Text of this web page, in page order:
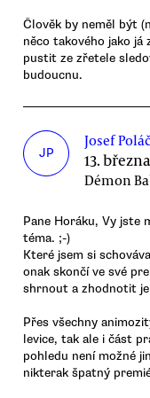
Člověk by neměl být
něco takového jako já
pustit ze zřetele
budoucnu.
JP
Josef
13.
Démon
Pane Horáku, Vy jste
téma. ;-)
Které jsem si
onak skončí ve své
shrnout a zhodnotit
Přes všechny
levice, tak ale i část
pohledu není možné
nikterak špatný